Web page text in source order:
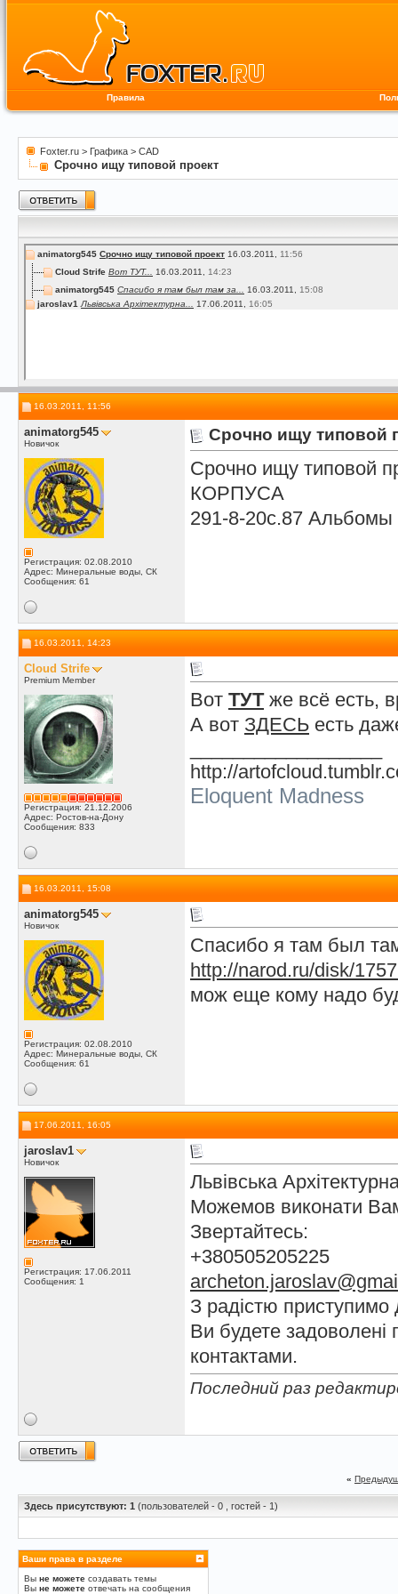
Правила
Foxter.ru > Графика > CAD
Срочно ищу типовой проект
animatorg545 Срочно ищу типовой проект 16.03.2011, 11:56
Cloud Strife Вот ТУТ... 16.03.2011, 14:23
animatorg545 Спасибо я там был там за... 16.03.2011, 15:08
jaroslav1 Львівська Архітектурна... 17.06.2011, 16:05
16.03.2011, 11:56
animatorg545
Новичок
Регистрация: 02.08.2010
Адрес: Минеральные воды, СК
Сообщения: 61
Срочно ищу типовой
Срочно ищу
КОРПУСА
291-8-20с.87 Альбомы
16.03.2011, 14:23
Cloud Strife
Premium Member
Регистрация: 21.12.2006
Адрес: Ростов-на-Дону
Сообщения: 833
Вот ТУТ же всё есть,
А вот ЗДЕСЬ есть
http://
Eloquent Madness
16.03.2011, 15:08
animatorg545
Новичок
Регистрация: 02.08.2010
Адрес: Минеральные воды, СК
Сообщения: 61
Спасибо я там был
http://narod.ru/disk/
мож еще кому надо
17.06.2011, 16:05
jaroslav1
Новичок
Регистрация: 17.06.2011
Сообщения: 1
Львівська
Можемов виконати
Звертайтесь:
+380505205225
З радістю
Ви будете задоволені
контактами.
Последний раз
«
Здесь присутствуют: 1 (пользователей - 0 , гостей - 1)
Ваши права в разделе
Вы не можете создавать темы
Вы не можете отвечать на сообщения